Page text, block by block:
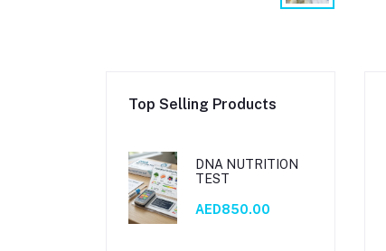
Top Selling Products
DNA NUTRITION
TEST
AED850.00